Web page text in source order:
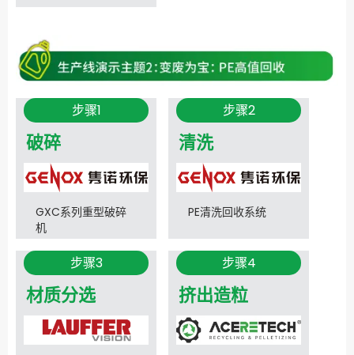
步骤1
破碎
GXC系列重型破碎
机
步骤2
清洗
PE清洗回收系统
步骤3
材质分选
步骤4
挤出造粒